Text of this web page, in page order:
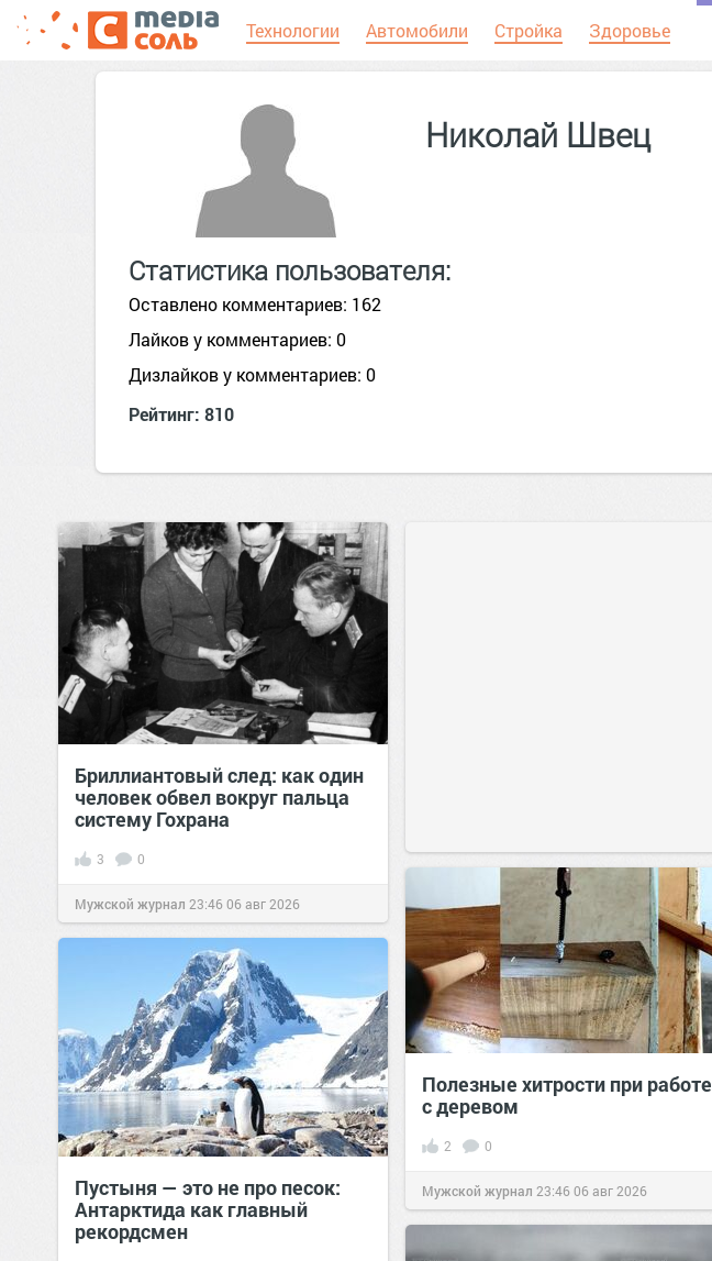
Технологии Автомобили Стройка Здоровье
Николай Швец
Статистика пользователя:
Оставлено комментариев: 162
Лайков у комментариев: 0
Дизлайков у комментариев: 0
Рейтинг: 810
Бриллиантовый след: как один
человек обвел вокруг пальца
систему Гохрана
3 0
Мужской журнал 23:4606 авг 2026
Полезные хитрости при работе
с деревом
2 0
Мужской журнал 23:4606 авг 2026
Пустыня — это не про песок:
Антарктида как главный
рекордсмен